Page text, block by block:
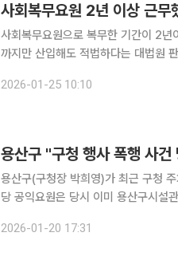
사회복무요원 2년 이상 근
사회복무요원으로 복무한 기간이 2
까지만 산입해도 적법하다는 대법원 판결이 나왔다. 25일 법조계에 따
2026-01-25 10:10
용산구(구청장 박희영)가 최근 구청
당 공익요원은 당시 이미 용산구시설
는 10월 31자로 소집이 해제돼 무급
2026-01-20 17:31